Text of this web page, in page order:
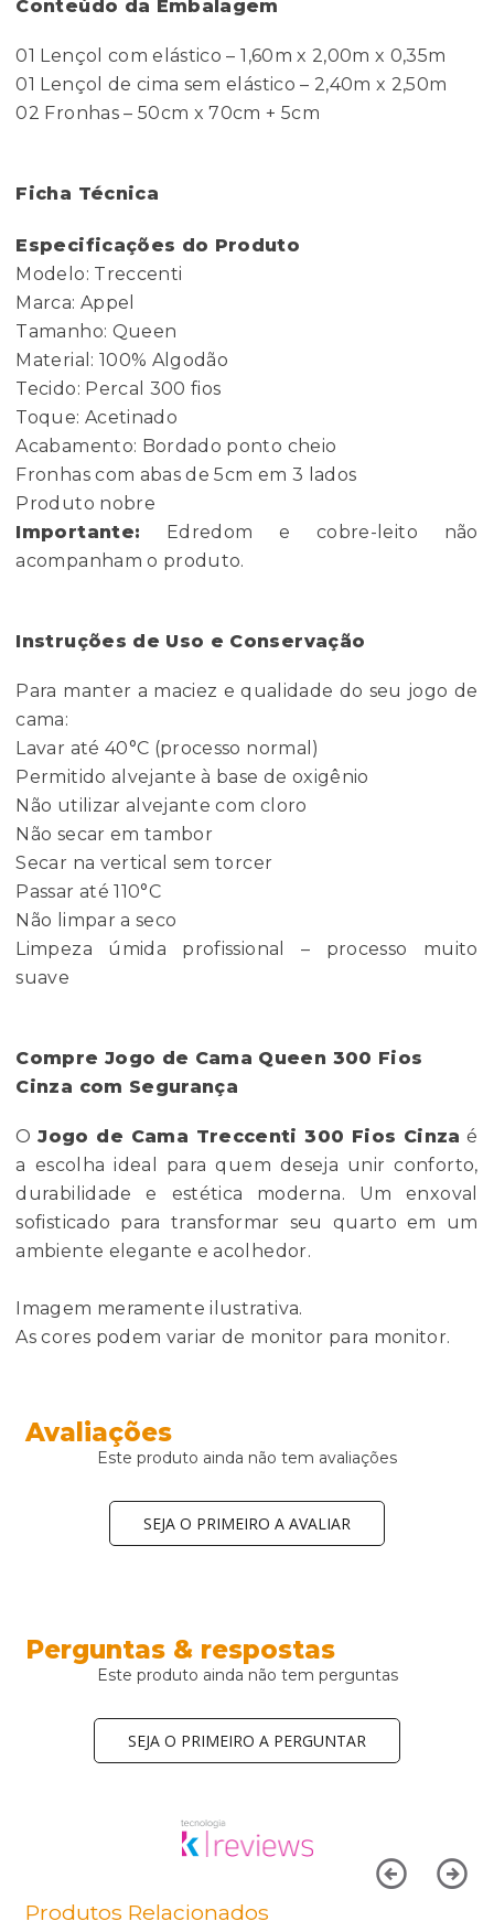
Conteúdo da Embalagem
01 Lençol com elástico – 1,60m x 2,00m x 0,35m
01 Lençol de cima sem elástico – 2,40m x 2,50m
02 Fronhas – 50cm x 70cm + 5cm
Ficha Técnica
Especificações do Produto
Modelo: Treccenti
Marca: Appel
Tamanho: Queen
Material: 100% Algodão
Tecido: Percal 300 fios
Toque: Acetinado
Acabamento: Bordado ponto cheio
Fronhas com abas de 5cm em 3 lados
Produto nobre
Importante: Edredom e cobre-leito não
acompanham o produto.
Instruções de Uso e Conservação
Para manter a maciez e qualidade do seu jogo de
cama:
Lavar até 40°C (processo normal)
Permitido alvejante à base de oxigênio
Não utilizar alvejante com cloro
Não secar em tambor
Secar na vertical sem torcer
Passar até 110°C
Não limpar a seco
Limpeza úmida profissional – processo muito
suave
Compre Jogo de Cama Queen 300 Fios
Cinza com Segurança
OJogo de Cama Treccenti 300 Fios Cinza é
a escolha ideal para quem deseja unir conforto,
durabilidade e estética moderna. Um enxoval
sofisticado para transformar seu quarto em um
ambiente elegante e acolhedor.
Imagem meramente ilustrativa.
As cores podem variar de monitor para monitor.
Avaliações
Este produto ainda não tem avaliações
SEJA O PRIMEIRO A AVALIAR
Perguntas & respostas
Este produto ainda não tem perguntas
SEJA O PRIMEIRO A PERGUNTAR
Produtos Relacionados